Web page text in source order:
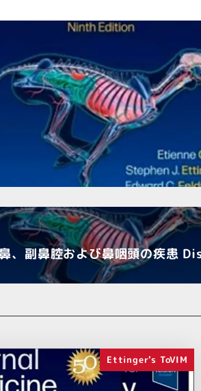
、副鼻腔および鼻咽頭の疾患
Ettinger's ToVIM